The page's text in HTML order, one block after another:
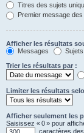
Titres des sujets
Premier message
Afficher les résultats
Messages
Sujets
Trier les résultats par :
Limiter les résultats
Afficher seulement les
Saisissez « 0 » pour
caractères